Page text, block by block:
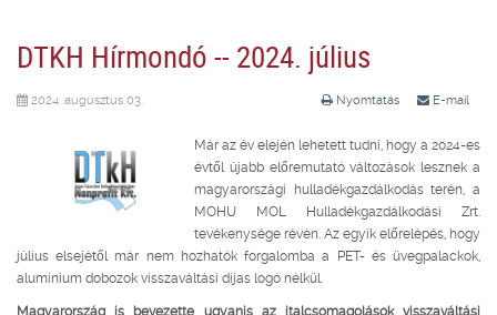
DTKH Hírmondó -- 2024. július
Nyomtatás E-mail
2024. augusztus 03.
Már az év elején lehetett tudni, hogy a 2024-es
évtől újabb előremutató változások lesznek a
magyarországi hulladékgazdálkodás terén, a
MOHU MOL Hulladékgazdálkodási Zrt.
tevékenysége révén. Az egyik előrelépés, hogy
július elsejétől már nem hozhatók forgalomba a PET- és üvegpalackok,
alumínium dobozok visszaváltási díjas logó nélkül.
Magyarország is bevezette ugyanis az italcsomagolások visszaváltási